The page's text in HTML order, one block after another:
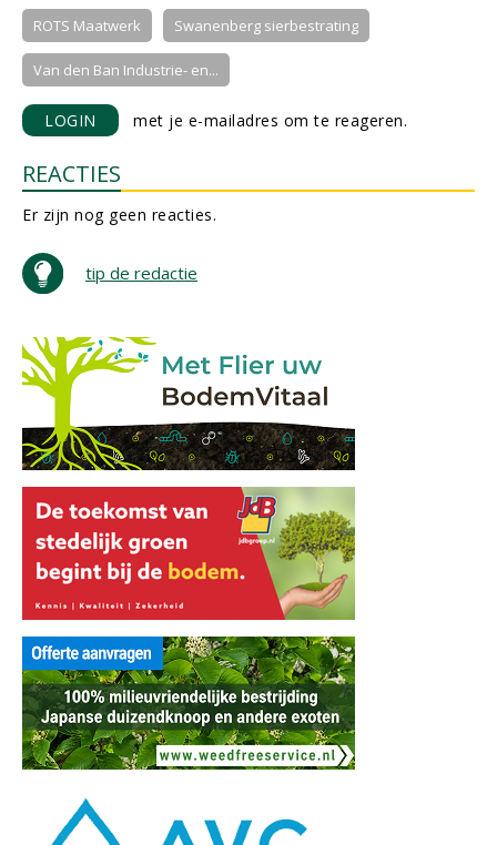
ROTS Maatwerk Swanenberg sierbestrating
Van den Ban Industrie- en...
LOGIN met je e-mailadres om te reageren.
REACTIES
Er zijn nog geen reacties.
tip de redactie